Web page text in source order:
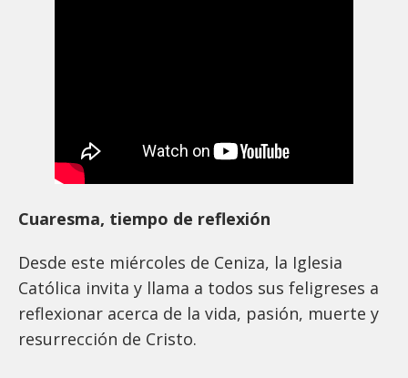
Cuaresma, tiempo de reflexión
Desde este miércoles de Ceniza, la Iglesia
Católica invita y llama a todos sus feligreses a
reflexionar acerca de la vida, pasión, muerte y
resurrección de Cristo.